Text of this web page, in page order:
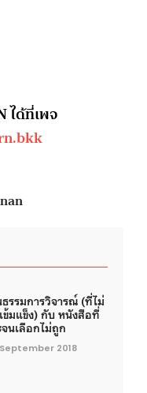
ได้ที่เพจ
รรมการวิจารณ์ (ที่ไม่
ข้มแข็ง) กับ หนังสือที่
จนเลือกไม่ถูก
September 2018